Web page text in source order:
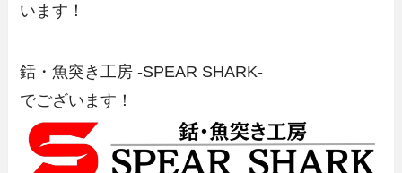
います！
銛・魚突き工房 -SPEAR SHARK-
でございます！